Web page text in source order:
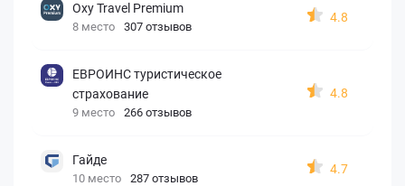
Oxy Travel Premium
8 место 307 отзывов
4.8
ЕВРОИНС туристическое
страхование
9 место 266 отзывов
4.8
Гайде
10 место 287 отзывов
4.7